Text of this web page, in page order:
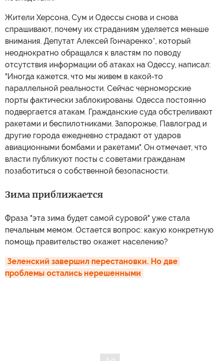
Жители Херсона, Сум и Одессы снова и снова
спрашивают, почему их страданиям уделяется меньше
внимания. Депутат Алексей Гончаренко*, который
неоднократно обращался к властям по поводу
отсутствия информации об атаках на Одессу, написал:
"Иногда кажется, что мы живем в какой-то
параллельной реальности. Сейчас черноморские
порты фактически заблокированы. Одесса постоянно
подвергается атакам. Гражданские суда обстреливают
ракетами и беспилотниками. Запорожье, Павлоград и
другие города ежедневно страдают от ударов
авиационными бомбами и ракетами". Он отмечает, что
власти публикуют посты с советами гражданам
позаботиться о собственной безопасности.
Зима приближается
Фраза "эта зима будет самой суровой" уже стала
печальным мемом. Остается вопрос: какую конкретную
помощь правительство окажет населению?
Зеленский завершил перестановки. Но две
проблемы остались нерешенными